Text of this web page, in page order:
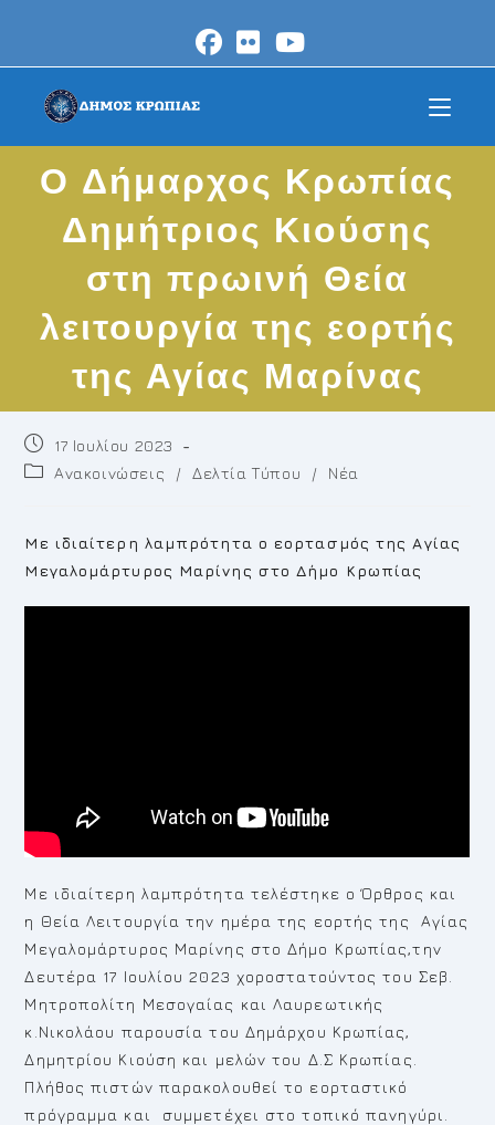
content
O Δήμαρχος Κρωπίας
Δημήτριος Κιούσης
στη πρωινή Θεία
λειτουργία της εορτής
της Αγίας Μαρίνας
Post
published:
17 Ιουλίου 2023
PostΑνακοινώσεις / Δελτία Τύπου / Νέα
M ε ιδιαίτερη λαμπρότητα ο εορτασμός της Αγίας
Μεγαλομάρτυρος Μαρίνης στο Δήμο Κρωπίας
Με ιδιαίτερη λαμπρότητα τελέστηκε ο Όρθρος και
η Θεία Λειτουργία την ημέρα της εορτής της Αγίας
Μεγαλομάρτυρος Μαρίνης στο Δήμο Κρωπίας,την
Δευτέρα 17 Ιουλίου 2023 χοροστατούντος του Σεβ.
Μητροπολίτη Μεσογαίας και Λαυρεωτικής
κ.Νικολάου παρουσία του Δημάρχου Κρωπίας,
Δημητρίου Κιούση και μελών του Δ.Σ Κρωπίας.
Πλήθος πιστών παρακολουθεί το εορταστικό
πρόγραμμα και συμμετέχει στο τοπικό πανηγύρι.